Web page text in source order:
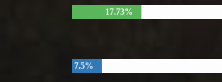
17.73%
7.5%